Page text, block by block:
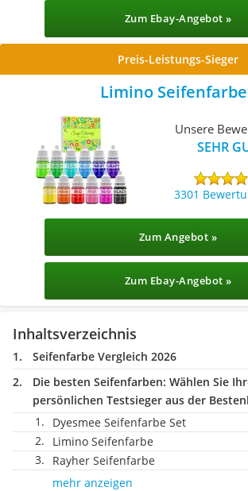
Zum Ebay-Angebot »
Preis-Leistungs-Sieger
Limino Seifenfarbe
Unsere
SEHR
3301
Zum Angebot »
Zum Ebay-Angebot »
Inhaltsverzeichnis
Seifenfarbe Vergleich 2026
Die besten Seifenfarben: Wählen Sie
persönlichen Testsieger aus der
Dyesmee Seifenfarbe Set
Limino Seifenfarbe
Rayher Seifenfarbe
mehr anzeigen